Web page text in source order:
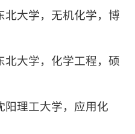
大学，无机化学，博
大学，化学工程，硕
理工大学，应用化